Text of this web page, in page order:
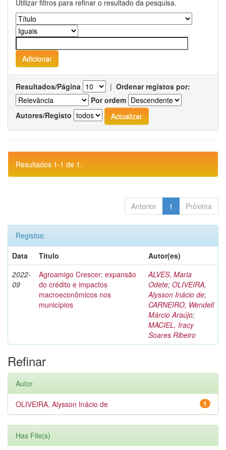
Utilizar filtros para refinar o resultado da pesquisa.
Resultados/Página | Ordenar registos por:
Por ordem
Autores/Registo
Resultados 1-1 de 1.
Anterior 1 Próxima
Registos:
Data
Título
Autor(es)
2022-
09
Agroamigo Crescer: expansão
do crédito e impactos
macroeconômicos nos
municípios
ALVES, Maria
Odete; OLIVEIRA,
Alysson Inácio de;
CARNEIRO, Wendell
Márcio Araújo;
MACIEL, Iracy
Soares Ribeiro
Refinar
Autor
1
OLIVEIRA, Alysson Inácio de
Has File(s)